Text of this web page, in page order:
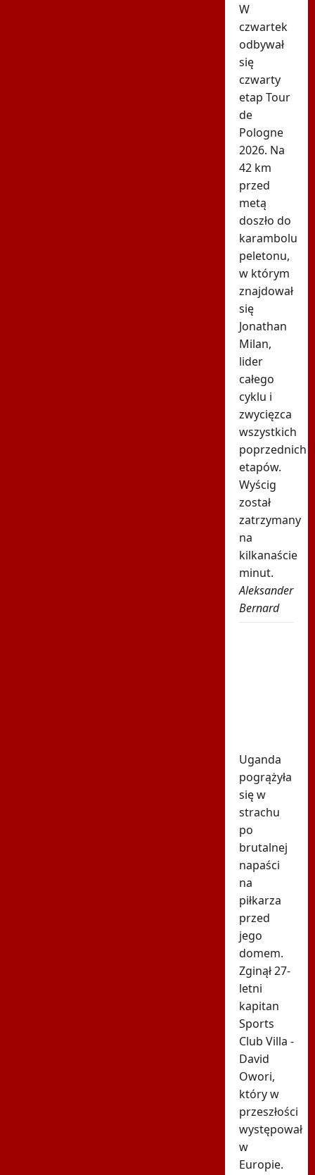
W
czwartek
odbywał
się
czwarty
etap Tour
de
Pologne
2026. Na
42 km
przed
metą
doszło do
karambolu
peletonu,
w którym
znajdował
się
Jonathan
Milan,
lider
całego
cyklu i
zwycięzca
wszystkich
poprzednich
etapów.
Wyścig
został
zatrzymany
na
kilkanaście
minut.
Aleksander
Bernard
Uganda
pogrążyła
się w
strachu
po
brutalnej
napaści
na
piłkarza
przed
jego
domem.
Zginął 27-
letni
kapitan
Sports
Club Villa -
David
Owori,
który w
przeszłości
występował
w
Europie.